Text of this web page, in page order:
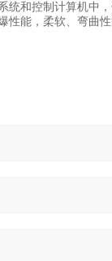
统和控制计算机中
性能，柔软、弯曲